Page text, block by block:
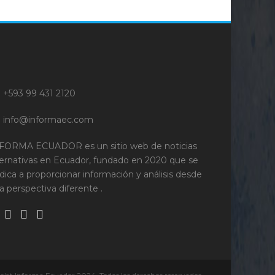
+593 99 431 2120
info@informaec.com
ECUADOR es un sitio web de noticias
en Ecuador, fundado en 2020 que se
a proporcionar información y análisis desde
perspectiva diferente .